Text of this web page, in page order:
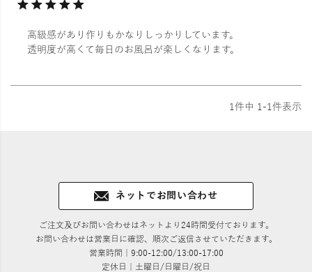
高級感があり作りもかなりしっかりしています。
1件中 1-1件表示
ネットでお問い合わせ
ご注文及びお問い合わせはネットより24時間受付ております。
お問い合わせは営業日に確認、順次ご返信させていただきます。
営業時間｜9:00-12:00/13:00-17:00
定休日｜土曜日/日曜日/祝日